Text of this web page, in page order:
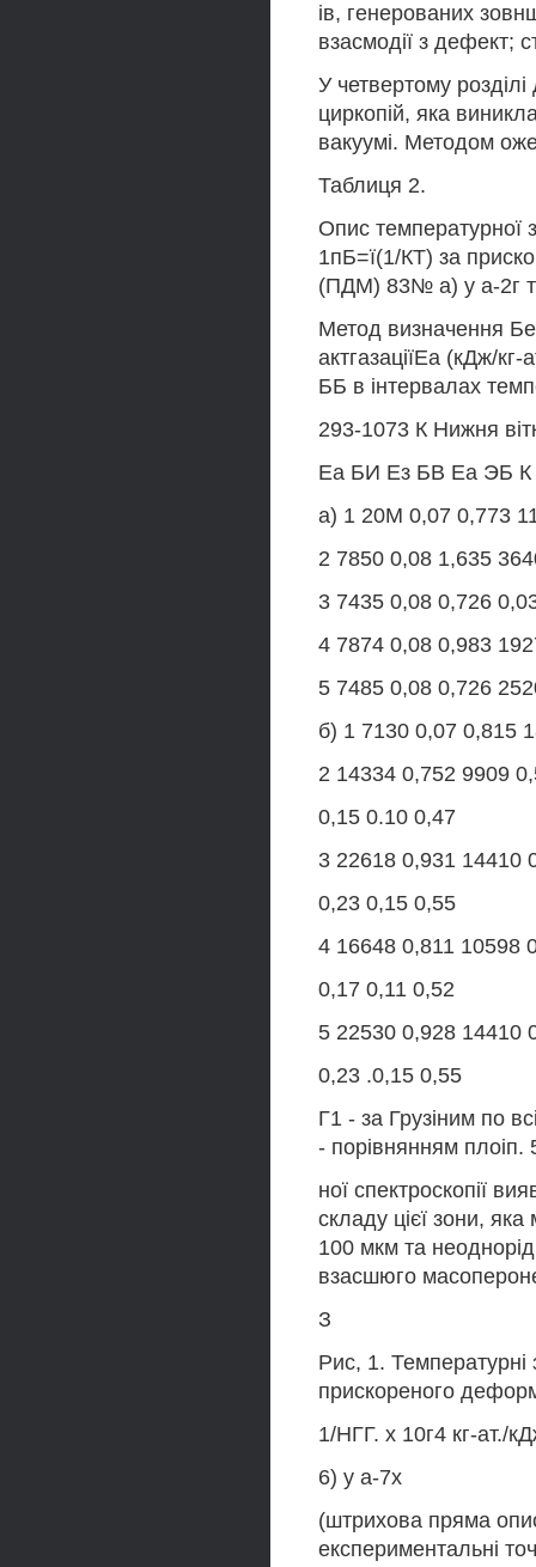
ів, генерованих
взасмодії з дефект;
У четвертому
циркопій, яка
вакуумі. Методом
Таблиця 2.
Опис температурної
1пБ=ї(1/КТ) за
(ПДМ) 83№ а) у а-2г
Метод визначення
актгазаціїЕа (кДж/
ББ в інтервалах
293-1073 К Нижня
Еа БИ Ез БВ Еа ЭБ К
а) 1 20М 0,07 0,773
2 7850 0,08 1,635
3 7435 0,08 0,726
4 7874 0,08 0,983
5 7485 0,08 0,726
б) 1 7130 0,07 0,815
2 14334 0,752 9909
0,15 0.10 0,47
3 22618 0,931 14410
0,23 0,15 0,55
4 16648 0,811 10598
0,17 0,11 0,52
5 22530 0,928 14410
0,23 .0,15 0,55
Г1 - за Грузіним по
- порівнянням плоіп.
ної спектроскопії
складу цієї зони,
100 мкм та
взасшюго
З
Рис, 1. Температурні
прискореного
1/НГГ. х 10г4 кг-ат./
6) у а-7х
(штрихова пряма
експериментальні